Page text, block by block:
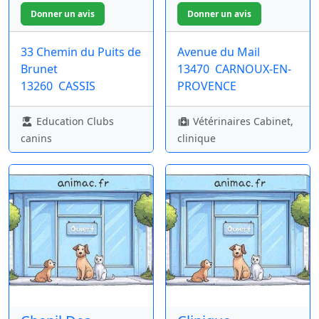
33 Chemin du Puits de
Brunet
13260 CASSIS
Education Clubs
canins
Avenue du Mail
13470 CARNOUX-EN-
PROVENCE
Vétérinaires Cabinet,
clinique